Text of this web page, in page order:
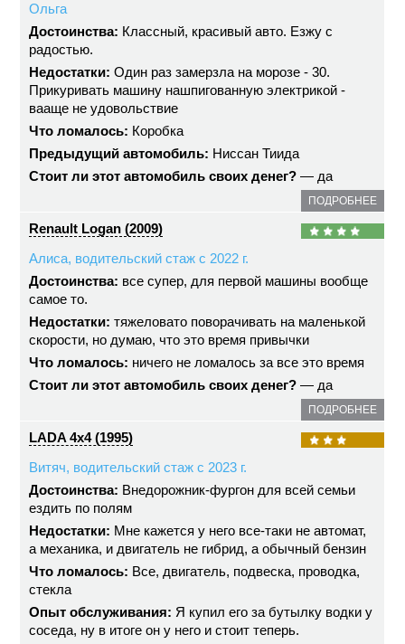
Ольга
Достоинства: Классный, красивый авто. Езжу с
радостью.
Недостатки: Один раз замерзла на морозе - 30.
Прикуривать машину нашпигованную электрикой -
вааще не удовольствие
Что ломалось: Коробка
Предыдущий автомобиль: Ниссан Тиида
Стоит ли этот автомобиль своих денег? — да
ПОДРОБНЕЕ
Renault Logan (2009)
Алиса, водительский стаж с 2022 г.
Достоинства: все супер, для первой машины вообще
самое то.
Недостатки: тяжеловато поворачивать на маленькой
скорости, но думаю, что это время привычки
Что ломалось: ничего не ломалось за все это время
Стоит ли этот автомобиль своих денег? — да
ПОДРОБНЕЕ
LADA 4x4 (1995)
Витяч, водительский стаж с 2023 г.
Достоинства: Внедорожник-фургон для всей семьи
ездить по полям
Недостатки: Мне кажется у него все-таки не автомат,
а механика, и двигатель не гибрид, а обычный бензин
Что ломалось: Все, двигатель, подвеска, проводка,
стекла
Опыт обслуживания: Я купил его за бутылку водки у
соседа, ну в итоге он у него и стоит теперь.